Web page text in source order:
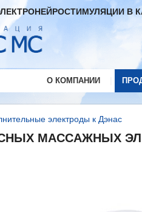
В
О КОМПАНИИ
электроды к Дэнас
МАССАЖНЫХ